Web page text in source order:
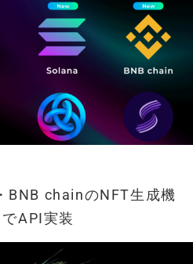
chainのNFT生成機
API実装